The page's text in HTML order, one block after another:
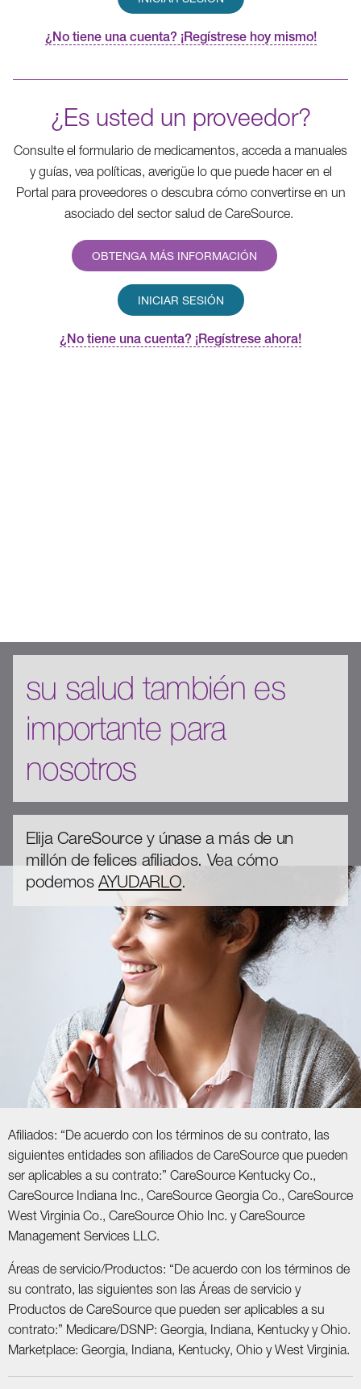
¿No tiene una cuenta? ¡Regístrese hoy mismo!
¿Es usted un proveedor?
Consulte el formulario de medicamentos, acceda a manuales
y guías, vea políticas, averigüe lo que puede hacer en el
Portal para proveedores o descubra cómo convertirse en un
asociado del sector salud de CareSource.
OBTENGA MÁS INFORMACIÓN
INICIAR SESIÓN
¿No tiene una cuenta? ¡Regístrese ahora!
su salud también es
importante para
nosotros
Elija CareSource y únase a más de un
millón de felices afiliados. Vea cómo
podemosAYUDARLO.
Afiliados: “De acuerdo con los términos de su contrato, las
siguientes entidades son afiliados de CareSource que pueden
ser aplicables a su contrato:” CareSource Kentucky Co.,
CareSource Indiana Inc., CareSource Georgia Co., CareSource
West Virginia Co., CareSource Ohio Inc. y CareSource
Management Services LLC.
Áreas de servicio/Productos: “De acuerdo con los términos de
su contrato, las siguientes son las Áreas de servicio y
Productos de CareSource que pueden ser aplicables a su
contrato:” Medicare/DSNP: Georgia, Indiana, Kentucky y Ohio.
Marketplace: Georgia, Indiana, Kentucky, Ohio y West Virginia.